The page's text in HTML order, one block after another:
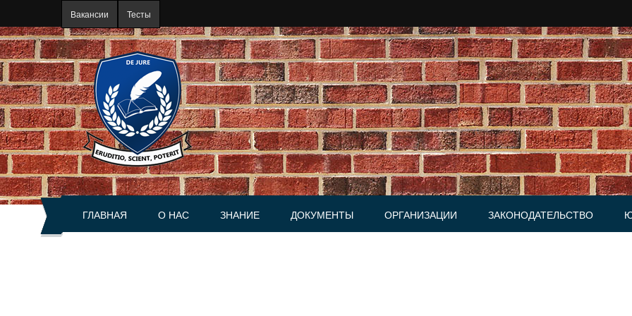
Вакансии Тесты
ГЛАВНАЯ О НАС ЗНАНИЕ ДОКУМЕНТЫ ОРГАНИЗАЦИИ ЗАКОНОДАТЕЛЬСТВО